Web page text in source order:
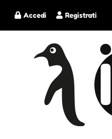
Registrati
Accedi